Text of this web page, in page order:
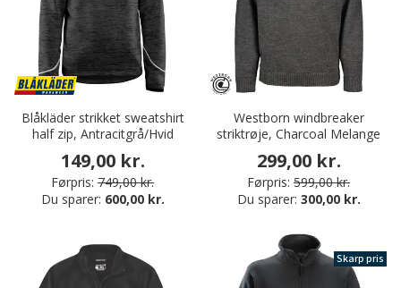
Blåkläder strikket sweatshirt
half zip, Antracitgrå/Hvid
149,00 kr.
Førpris: 749,00 kr.
Du sparer: 600,00 kr.
Westborn windbreaker
striktrøje, Charcoal Melange
299,00 kr.
Førpris: 599,00 kr.
Du sparer: 300,00 kr.
Skarp pris